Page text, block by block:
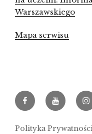
Warszawskiego
Mapa serwisu
FacebookYoutube
Polityka